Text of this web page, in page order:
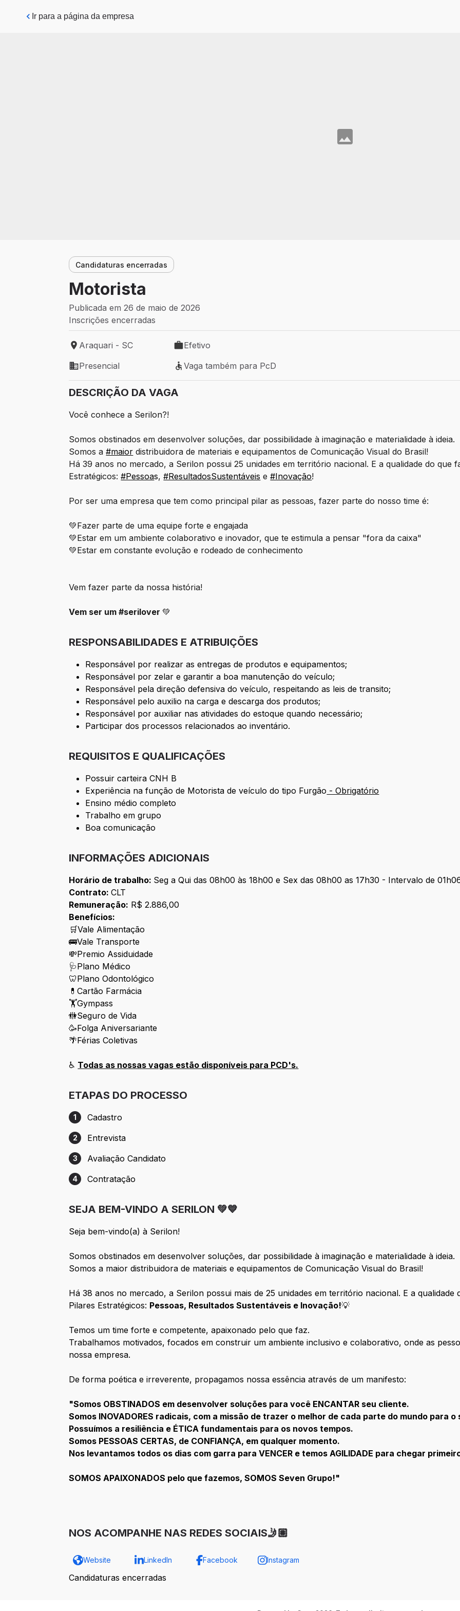
Pular para o conteúdo principal
Ir para a página da empresa
Candidaturas encerradas
Motorista
Publicada em 26 de maio de 2026
Inscrições encerradas
Local de trabalho: Araquari - SC
Araquari - SC
Tipo de vaga: Efetivo
Efetivo
Modelo de trabalho: Presencial
Presencial
Vaga também para PcD
Vaga também para PcD
DESCRIÇÃO DA VAGA
Você conhece a Serilon?!
Somos obstinados em desenvolver soluções, dar possibilidade à imaginação e materialidade à ideia.
Somos a#maior distribuidora de materiais e equipamentos de Comunicação Visual do Brasil!
Há 39 anos no mercado, a Serilon possui 25 unidades em território nacional. E a qualidade do que
Estratégicos:#Pessoas,#ResultadosSustentáveis e#Inovação!
Por ser uma empresa que tem como principal pilar as pessoas, fazer parte do nosso time é:
💚Fazer parte de uma equipe forte e engajada
💚Estar em um ambiente colaborativo e inovador, que te estimula a pensar "fora da caixa"
💚Estar em constante evolução e rodeado de conhecimento
Vem fazer parte da nossa história!
Vem ser um #serilover 💚
RESPONSABILIDADES E ATRIBUIÇÕES
Responsável por realizar as entregas de produtos e equipamentos;
Responsável por zelar e garantir a boa manutenção do veículo;
Responsável pela direção defensiva do veículo, respeitando as leis de transito;
Responsável pelo auxilio na carga e descarga dos produtos;
Responsável por auxiliar nas atividades do estoque quando necessário;
Participar dos processos relacionados ao inventário.
REQUISITOS E QUALIFICAÇÕES
Possuir carteira CNH B
Experiência na função de Motorista de veículo do tipo Furgão - Obrigatório
Ensino médio completo
Trabalho em grupo
Boa comunicação
INFORMAÇÕES ADICIONAIS
Horário de trabalho: Seg a Qui das 08h00 às 18h00 e Sex das 08h00 as 17h30 - Intervalo de
Contrato:CLT
Remuneração: R$ 2.886,00
Benefícios:
🛒Vale Alimentação
🚌Vale Transporte
💸Premio Assiduidade
🩺Plano Médico
🦷Plano Odontológico
💊Cartão Farmácia
🏋Gympass
🚻Seguro de Vida
🥳Folga Aniversariante
🌴Férias Coletivas
♿ Todas as nossas vagas estão disponíveis para PCD's.
ETAPAS DO PROCESSO
Etapa 1: Cadastro
1 Cadastro
Etapa 2: Entrevista
2 Entrevista
Etapa 3: Avaliação Candidato
3 Avaliação Candidato
Etapa 4: Contratação
4 Contratação
SEJA BEM-VINDO A SERILON 💚💙
Seja bem-vindo(a) à Serilon!
Somos obstinados em desenvolver soluções, dar possibilidade à imaginação e materialidade à ideia.
Somos a maior distribuidora de materiais e equipamentos de Comunicação Visual do Brasil!
Há 38 anos no mercado, a Serilon possui mais de 25 unidades em território nacional. E a
Pilares Estratégicos: Pessoas, Resultados Sustentáveis e Inovação!💡
Temos um time forte e competente, apaixonado pelo que faz.
Trabalhamos motivados, focados em construir um ambiente inclusivo e colaborativo, onde as
nossa empresa.
De forma poética e irreverente, propagamos nossa essência através de um manifesto:
"Somos OBSTINADOS em desenvolver soluções para você ENCANTAR seu cliente.
Somos INOVADORES radicais, com a missão de trazer o melhor de cada parte do mundo para o
Possuímos a resiliência e ÉTICA fundamentais para os novos tempos.
Somos PESSOAS CERTAS, de CONFIANÇA, em qualquer momento.
Nos levantamos todos os dias com garra para VENCER e temos AGILIDADE para chegar
SOMOS APAIXONADOS pelo que fazemos, SOMOS Seven Grupo!"
NOS ACOMPANHE NAS REDES SOCIAIS🤳🏽
Website LinkedIn Facebook Instagram
Candidaturas encerradas